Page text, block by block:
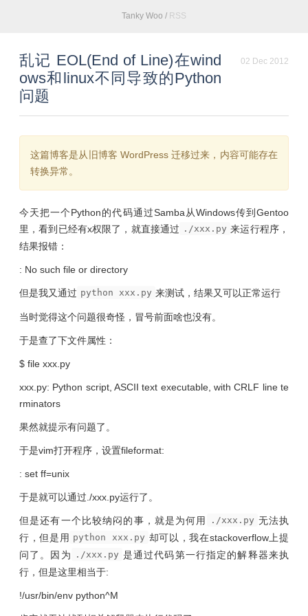
Tanky Woo / RSS
乱记 EOL(End of Line)在wind
ows和linux不同导致的Python
问题
02 Dec 2012
这篇博客是从旧博客 WordPress 迁移过来，内容可能存在
转换异常。
今天把一个Python的代码通过Samba从Windows传到Gentoo
里，看到已经有x权限了，就直接通过 ./xxx.py 来运行程序，
结果报错：
: No such file or directory
但是我又通过 python xxx.py 来测试，结果又可以正常运行
当时觉得这个问题很奇怪，冒号前面啥也没有。
于是查了下文件属性：
$ file xxx.py
xxx.py: Python script, ASCII text executable, with CRLF line te
rminators
果然就提示有问题了。
于是vim打开程序，设置fileformat:
: set ff=unix
于是就可以通过./xxx.py运行了。
但是还有一个比较纳闷的事，就是为何用 ./xxx.py 无法执
行，但是用 python xxx.py 却可以，我在stackoverflow上提
问了。因为
./xxx.py 是通过代码第一行指定的解释器来执
行，但是这里相当于:
!/usr/bin/env python^M